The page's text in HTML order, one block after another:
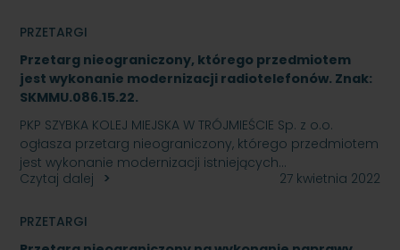
PRZETARGI
Przetarg nieograniczony, którego przedmiotem
jest wykonanie modernizacji radiotelefonów. Znak:
SKMMU.086.15.22.
PKP SZYBKA KOLEJ MIEJSKA W TRÓJMIEŚCIE Sp. z o.o.
ogłasza przetarg nieograniczony, którego przedmiotem
jest wykonanie modernizacji istniejących…
Czytaj dalej
27 kwietnia 2022
PRZETARGI